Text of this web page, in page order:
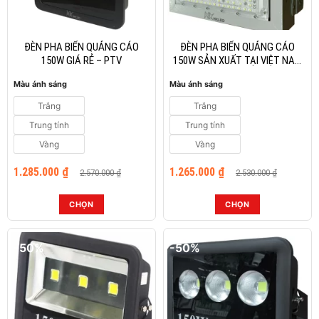
thể
được
sản
phẩm
chọn
có
thể
được
sản
phẩm
ĐÈN PHA BIỂN QUẢNG CÁO
150W GIÁ RẺ – PTV
Màu ánh sáng
Trắng
Trung tính
Vàng
2.570.000₫
Giá
gốc
2.570.000 ₫.
1.285.000 ₫
Giá
hiện
1.285.000 ₫.
CHỌN
Sản
phẩm
này
có
nhiều
biến
thể.
ĐÈN PHA BIỂN QUẢNG CÁO
150W SẢN XUẤT TẠI VIỆT NAM
Màu ánh sáng
Trắng
Trung tính
Vàng
2.530.000₫
Giá
gốc
2.530.000 ₫.
1.265.000 ₫
Giá
hiện
1.265.000 ₫.
CHỌN
Sản
phẩm
này
có
nhiều
biến
-50% -50%